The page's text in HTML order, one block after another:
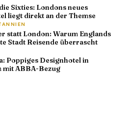
Sixties: Londons neues
liegt direkt an der Themse
statt London: Warum Englands
Stadt Reisende überrascht
Poppiges Designhotel in
mit ABBA-Bezug